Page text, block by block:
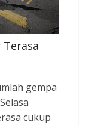
gempa
cukup